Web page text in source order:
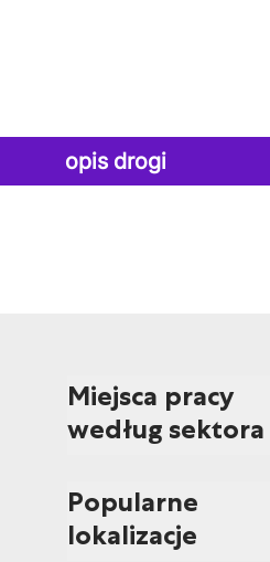
opis drogi
Miejsca pracy
według sektora
Popularne
lokalizacje